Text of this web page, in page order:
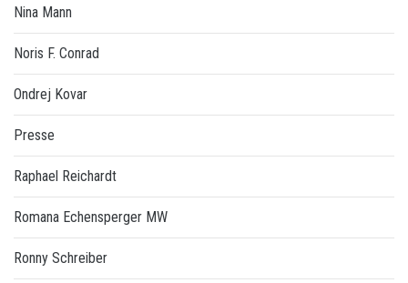
Nina Mann
Noris F. Conrad
Ondrej Kovar
Presse
Raphael Reichardt
Romana Echensperger MW
Ronny Schreiber